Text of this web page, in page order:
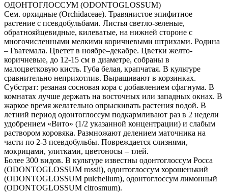
ОДОНТОГЛОССУМ (ODONTOGLOSSUM)
Сем. орхидные (Orchidaceae). Травянистое эпифитное
растение с псевдобульбами. Листья светло-зеленые,
обратнояйцевидные, килеватые, на нижней стороне с
многочисленными мелкими коричневыми штрихами. Родина
– Гватемала. Цветет в ноябре–декабре. Цветки желто-
коричневые, до 12-15 см в диаметре, собраны в
малоцветковую кисть. Губа белая, крапчатая. В культуре
сравнительно неприхотлив. Выращивают в корзинках.
Субстрат: резаная сосновая кора с добавлением сфагнума. В
комнатах лучше держать на восточных или западных окнах. В
жаркое время желательно опрыскивать растения водой. В
летний период одонтоглоссум подкармливают раз в 2 недели
удобрением «Вито» (1/2 указанной концентрации) и слабым
раствором коровяка. Размножают делением маточника на
части по 2-3 псевдобульбы. Повреждается слизнями,
мокрицами, улитками, цветоносы – тлей.
Более 300 видов. В культуре известны одонтоглоссум Росса
(ODONTOGLOSSUM rossii), одонтоглоссум хорошенький
(ODONTOGLOSSUM pulchellum), одонтоглоссум лимонный
(ODONTOGLOSSUM citrosmum).